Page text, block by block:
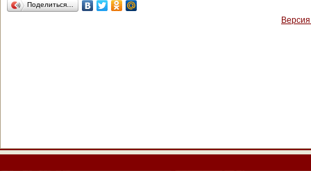
Поделиться…